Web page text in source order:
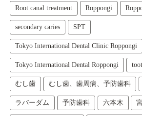
Root canal treatment Roppongi
secondary caries SPT
Tokyo International Dental Clinic Roppongi
Tokyo International Dental Roppongi
むし歯 むし歯、歯周病、予防歯科
ラバーダム 予防歯科 六本木